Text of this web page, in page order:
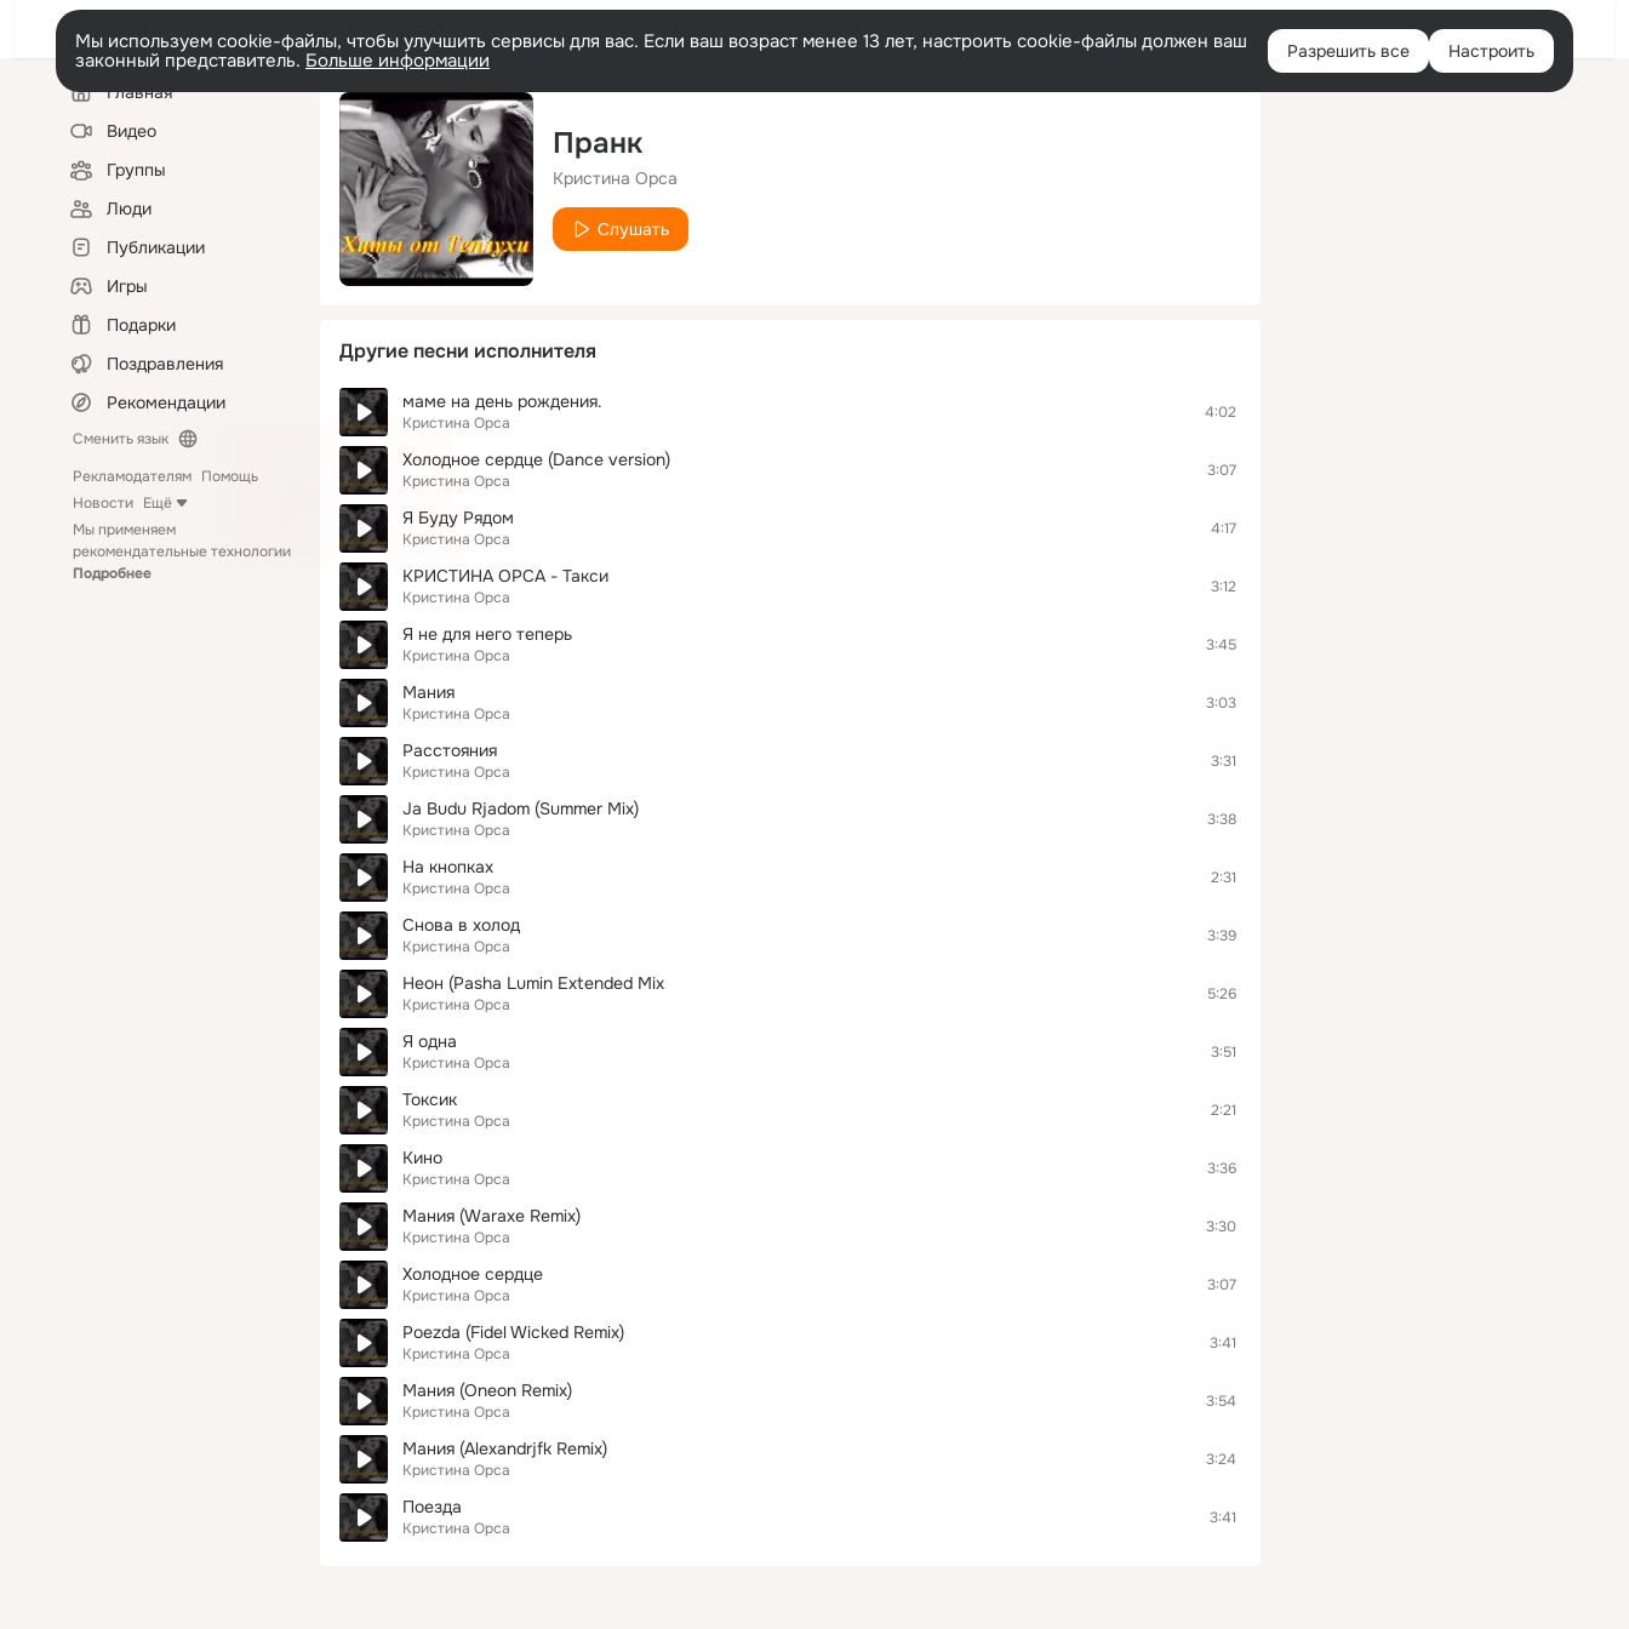
Войти
Мы используем cookie-файлы, чтобы улучшить сервисы для вас. Если ваш возраст менее 13 лет, настроить cookie-файлы должен ваш
законный представитель. Больше информации Разрешить все Настроить
Левая
колонкаГлавная
Видео
Группы
Люди
Публикации
Игры
Подарки
Поздравления
Рекомендации
Сменить язык
Рекламодателям Помощь
Новости Ещё
Мы применяем
рекомендательные технологии
Подробнее
Пранк
Кристина Орса
Слушать
Другие песни исполнителя
маме на день рождения.
Кристина Орса
4:02
Холодное сердце (Dance version)
Кристина Орса
3:07
Я Буду Рядом
Кристина Орса
4:17
КРИСТИНА ОРСА - Такси
Кристина Орса
3:12
Я не для него теперь
Кристина Орса
3:45
Мания
Кристина Орса
3:03
Расстояния
Кристина Орса
3:31
Ja Budu Rjadom (Summer Mix)
Кристина Орса
3:38
На кнопках
Кристина Орса
2:31
Снова в холод
Кристина Орса
3:39
Неон (Pasha Lumin Extended Mix
Кристина Орса
5:26
Я одна
Кристина Орса
3:51
Токсик
Кристина Орса
2:21
Кино
Кристина Орса
3:36
Мания (Waraxe Remix)
Кристина Орса
3:30
Холодное сердце
Кристина Орса
3:07
Poezda (Fidel Wicked Remix)
Кристина Орса
3:41
Мания (Oneon Remix)
Кристина Орса
3:54
Мания (Alexandrjfk Remix)
Кристина Орса
3:24
Поезда
Кристина Орса
3:41